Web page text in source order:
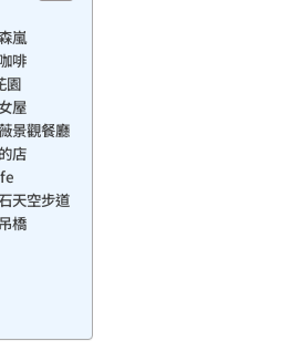
嵐
啡
園
屋
景觀餐廳
店
天空步道
橋